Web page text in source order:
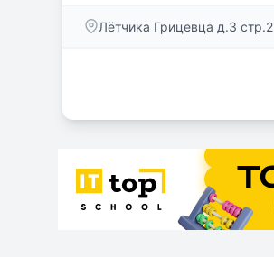
«Пыхтино».
Лётчика Грицевца д.3 стр.2